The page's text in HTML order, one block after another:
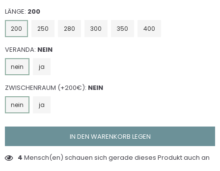
LÄNGE: 200
200 250 280 300 350 400
VERANDA: NEIN
nein ja
ZWISCHENRAUM (+200€): NEIN
nein ja
IN DEN WARENKORB LEGEN
4 Mensch(en) schauen sich gerade dieses Produkt auch an